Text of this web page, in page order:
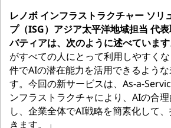
レノボ インフラストラクチャー ソリ
プ（ISG）アジア太平洋地域担当 代
バティアは、次のように述べています
がすべての人にとって利用しやすく
件でAIの潜在能力を活用できるよう
す。今回の新サービスは、As-a-
ンフラストラクチャにより、AIの合
し、企業全体でAI戦略を簡素化して
きます。」